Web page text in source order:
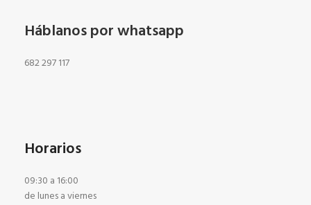
Háblanos por whatsapp
682 297 117
Horarios
09:30 a 16:00
de lunes a viernes